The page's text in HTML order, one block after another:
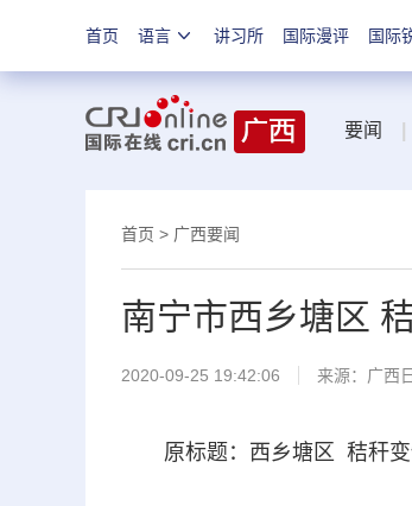
首页 语言 讲习所 国际漫评 国际
要闻
首页 > 广西要闻
南宁市西乡塘区
2020-09-25 19:42:06 来源： 广西
原标题：西乡塘区 秸秆变